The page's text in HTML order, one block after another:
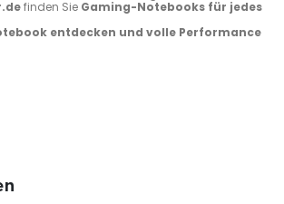
finden Sie Gaming-Notebooks für jedes
entdecken und volle Performance